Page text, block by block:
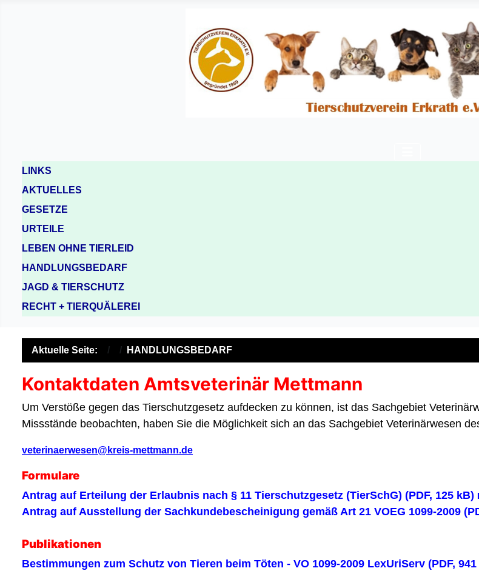
LINKS
AKTUELLES
GESETZE
URTEILE
LEBEN OHNE TIERLEID
HANDLUNGSBEDARF
JAGD & TIERSCHUTZ
RECHT + TIERQUÄLEREI
Aktuelle Seite: HANDLUNGSBEDARF
Kontaktdaten Amtsveterinär Mettmann
Um Verstöße gegen das Tierschutzgesetz aufdecken zu können, ist das Sachgebiet
Missstände beobachten, haben Sie die Möglichkeit sich an das Sachgebiet Veterinärwesen
veterinaerwesen@kreis-mettmann.de
Formulare
Antrag auf Erteilung der Erlaubnis nach § 11 Tierschutzgesetz (TierSchG) (PDF, 125 kB)
Antrag auf Ausstellung der Sachkundebescheinigung gemäß Art 21 VOEG 1099-2009
Publikationen
Bestimmungen zum Schutz von Tieren beim Töten - VO 1099-2009 LexUriServ (PDF, 941